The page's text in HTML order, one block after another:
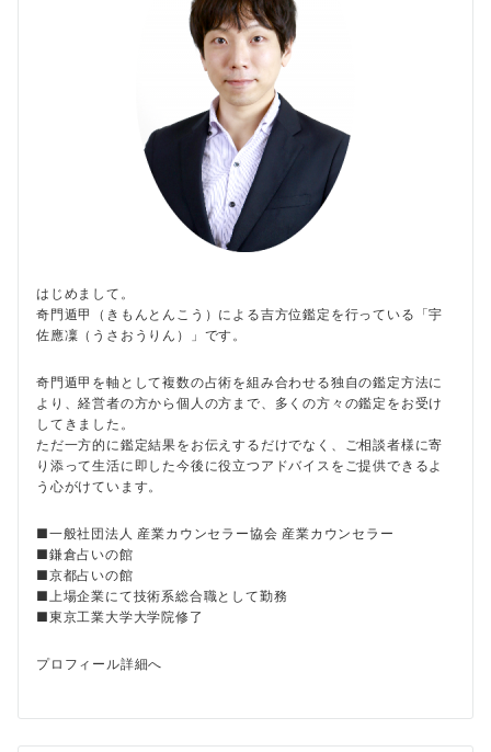
はじめまして。
奇門遁甲（きもんとんこう）による吉方位鑑定を行っている「宇
佐應凜（うさおうりん）」です。
奇門遁甲を軸として複数の占術を組み合わせる独自の鑑定方法に
より、経営者の方から個人の方まで、多くの方々の鑑定をお受け
してきました。
ただ一方的に鑑定結果をお伝えするだけでなく、ご相談者様に寄
り添って生活に即した今後に役立つアドバイスをご提供できるよ
う心がけています。
■一般社団法人 産業カウンセラー協会 産業カウンセラー
■鎌倉占いの館
■京都占いの館
■上場企業にて技術系総合職として勤務
■東京工業大学大学院修了
プロフィール詳細へ